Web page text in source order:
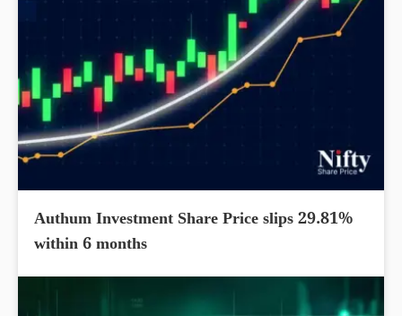
Authum Investment Share Price slips 29.81%
within 6 months